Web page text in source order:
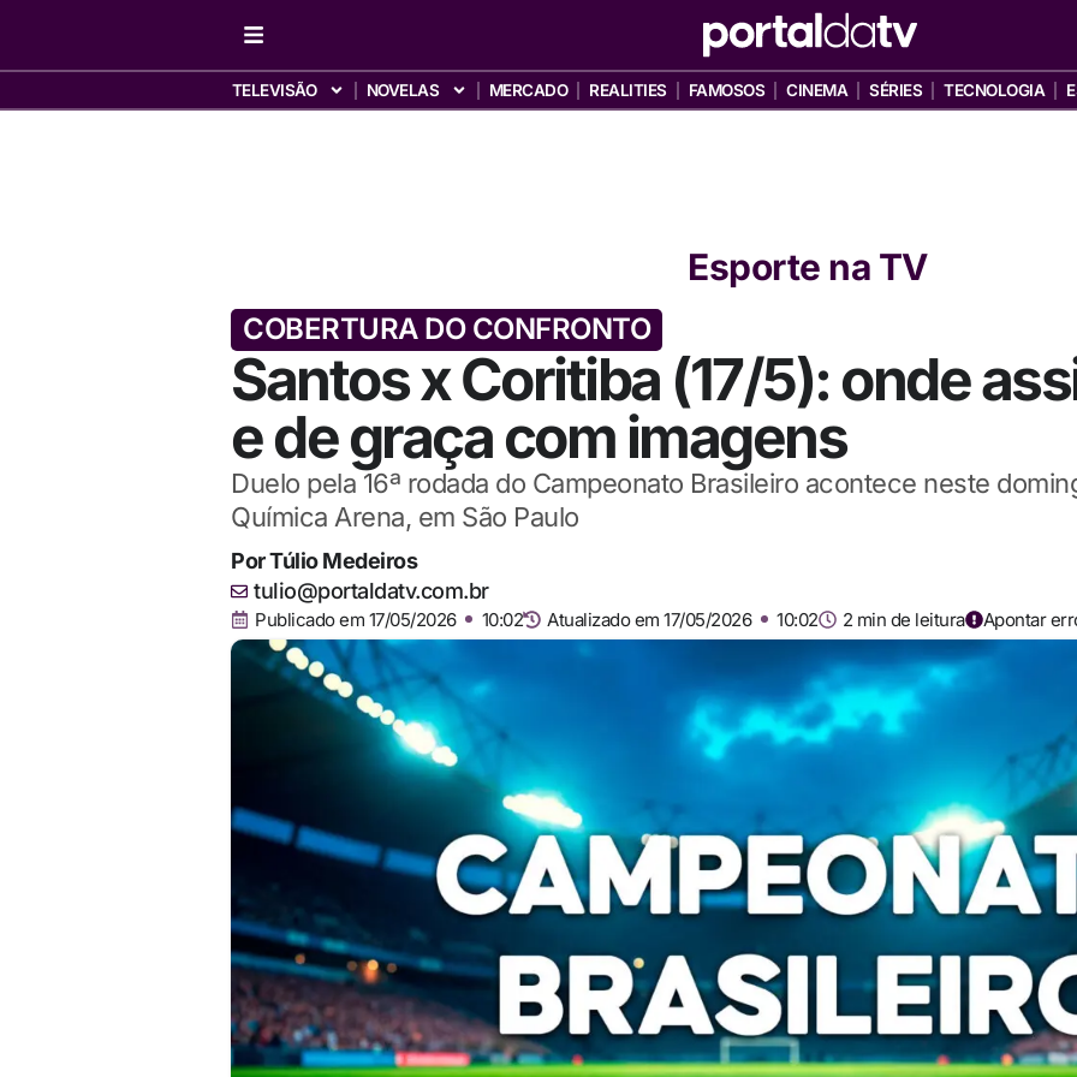
TELEVISÃO NOVELAS MERCADO REALITIES FAMOSOS CINEMA SÉRIES TECNOLOGIA
Esporte na TV
COBERTURA DO CONFRONTO
Santos x Coritiba (17/5): onde
e de graça com imagens
Duelo pela 16ª rodada do Campeonato Brasileiro acontece neste
Química Arena, em São Paulo
PorTúlio Medeiros
tulio@portaldatv.com.br
Publicado em 17/05/2026 10:02 Atualizado em 17/05/2026 10:02 2 min de leitura Apontar